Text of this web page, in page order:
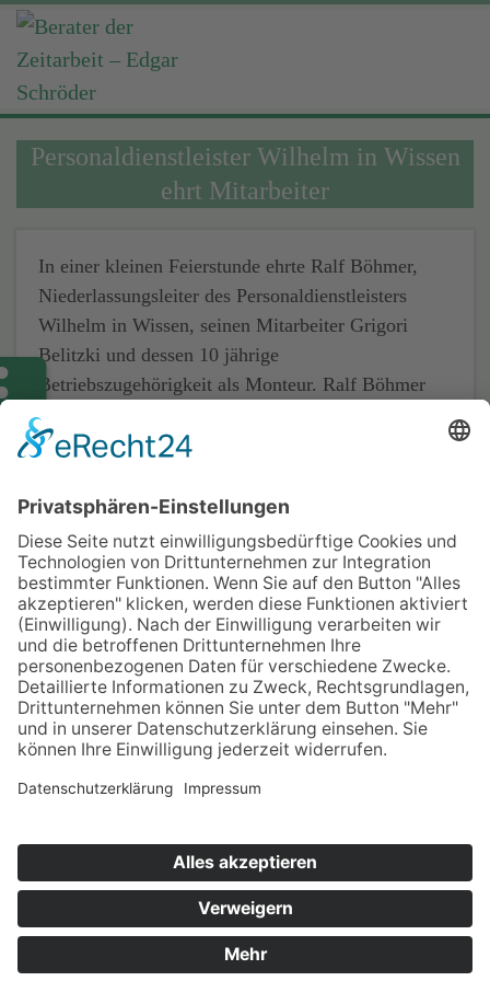
Personaldienstleister Wilhelm in Wissen
ehrt Mitarbeiter
In einer kleinen Feierstunde ehrte Ralf Böhmer,
Niederlassungsleiter des Personaldienstleisters
Wilhelm in Wissen, seinen Mitarbeiter Grigori
Belitzki und dessen 10 jährige
Betriebszugehörigkeit als Monteur. Ralf Böhmer
würdigte die Leistungen seines langjährigen
Mitarbeiters und überreichte ein Dankesgeschenk.
Quelle: AK-Kurier
Home
Impressum
Datenschutz
Kontakt & Anfahrt
© 2025 Unternehmens­beratung für Personal­
dienstleister | Aktenprüfung & Revision,
Beratung, Controlling | Berater der Zeitarbeit –